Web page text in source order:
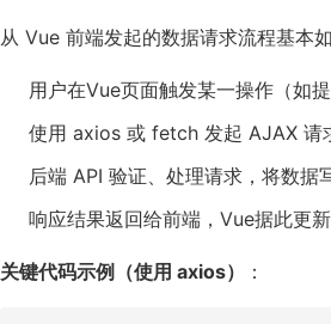
从 Vue 前端发起的数据请求流程基本如
用户在Vue页面触发某一操作（如
使用 axios 或 fetch 发起 AJAX 请
后端 API 验证、处理请求，将数据
响应结果返回给前端，Vue据此更新
关键代码示例（使用 axios） ：